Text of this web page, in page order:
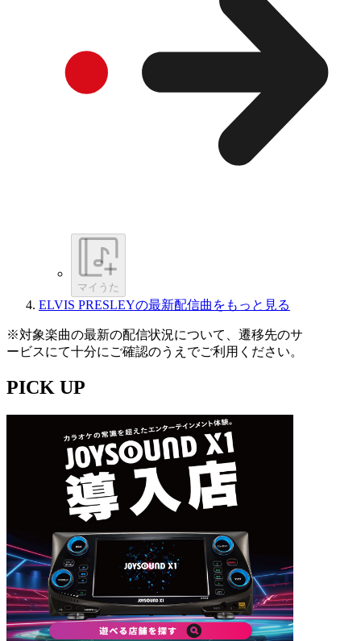
マイうた
ELVIS PRESLEYの最新配信曲をもっと見る
※対象楽曲の最新の配信状況について、遷移先のサ
ービスにて十分にご確認のうえでご利用ください。
PICK UP